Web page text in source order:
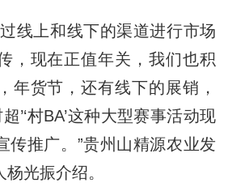
上和线下的渠道进行市场
，现在正值年关，我们也积
年货节，还有线下的展销，
超’‘村BA’这种大型赛事活动现
传推广。”贵州山精源农业发
光振介绍。